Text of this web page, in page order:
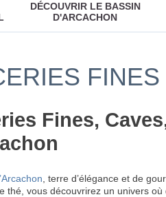
DÉCOUVRIR LE BASSIN
D'ARCACHON
Fines,
, terre d’élégance et de
thé, vous découvrirez un univers